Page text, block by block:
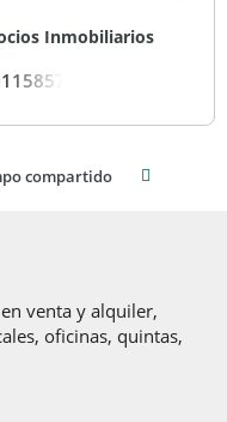
Inmobiliarios
compartido
venta y alquiler,
oficinas, quintas,